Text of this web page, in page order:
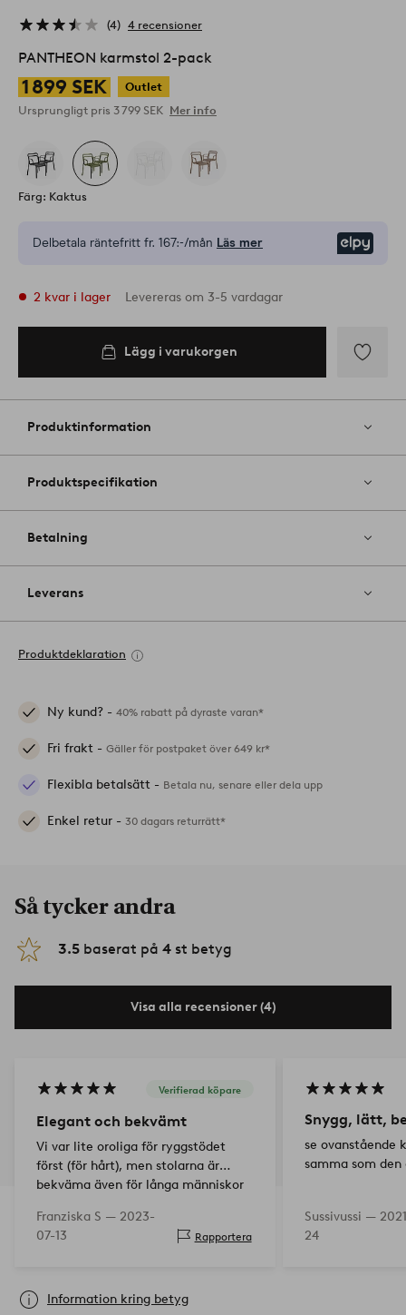
4 4 recensioner
PANTHEON karmstol 2-pack
1 899 SEK
Outlet
Ursprungligt pris 3 799 SEK Mer info
Färg: Kaktus
Delbetala räntefritt fr. 167:-/mån Läs mer
2 kvar i lager Levereras om 3-5 vardagar
Lägg i varukorgen
till
favoriter
Produktinformation
Produktspecifikation
Betalning
Leverans
Produktdeklaration
Ny kund? - 40% rabatt på dyraste varan*
Fri frakt - Gäller för postpaket över 649 kr*
Flexibla betalsätt - Betala nu, senare eller dela upp
Enkel retur - 30 dagars returrätt*
Så tycker andra
3.5 baserat på 4 st betyg
Visa alla recensioner (4)
Verifierad köpare
Elegant och bekvämt
Vi var lite oroliga för ryggstödet
först (för hårt), men stolarna är
bekväma även för långa människor
designen och utförandet.
Franziska S — 2023-
07-13
Rapportera
Snygg, lätt,
se ovanstående
samma som den
Sussivussi —
24
Information kring betyg